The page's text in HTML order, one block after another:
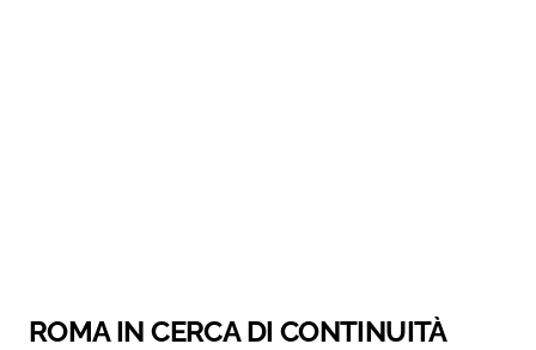
ROMA IN CERCA DI CONTINUITÀ